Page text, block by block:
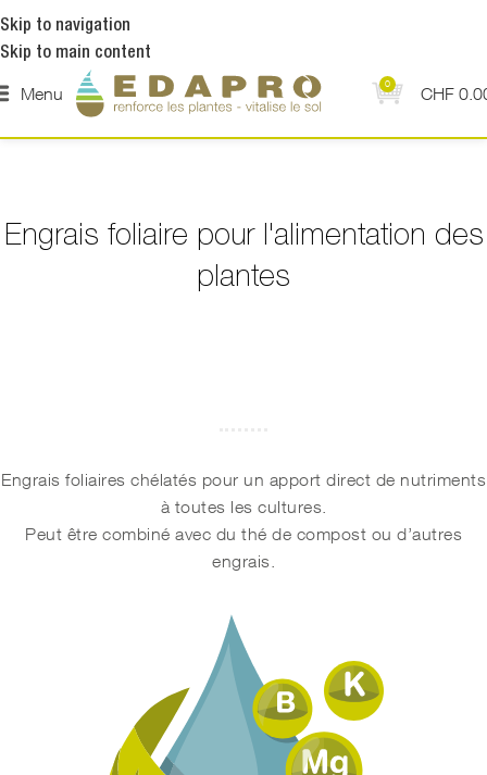
Skip to navigation
Skip to main content
Menu 0 CHF
Engrais foliaire pour l'alimentation des
plantes
Engrais foliaires chélatés pour un apport direct de nutriments
à toutes les cultures.
Peut être combiné avec du thé de compost ou d’autres
engrais.